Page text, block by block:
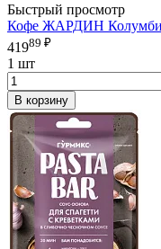
Быстрый просмотр
Кофе ЖАРДИН
41989 ₽
1 шт
В корзину